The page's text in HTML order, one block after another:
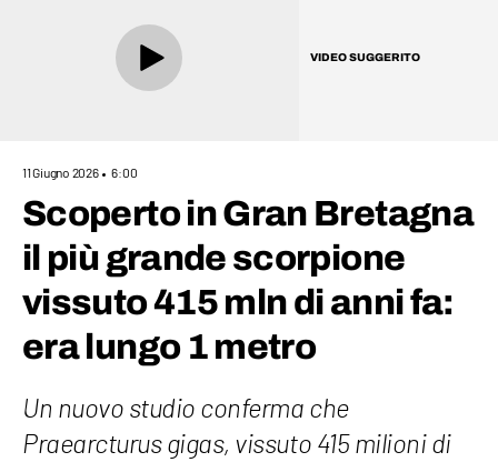
VIDEO SUGGERITO
11 Giugno 2026 6:00
Scoperto in Gran Bretagna
il più grande scorpione
vissuto 415 mln di anni fa:
era lungo 1 metro
Un nuovo studio conferma che
Praearcturus gigas, vissuto 415 milioni di